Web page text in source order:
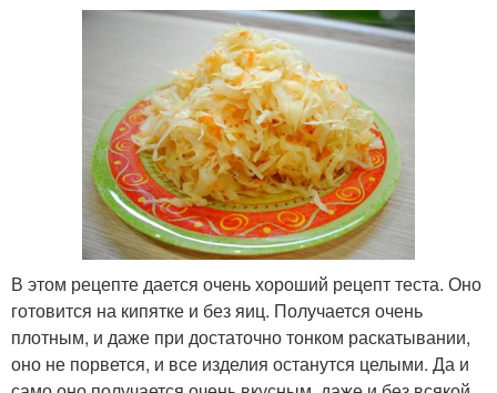
В этом рецепте дается очень хороший рецепт теста. Оно
готовится на кипятке и без яиц. Получается очень
плотным, и даже при достаточно тонком раскатывании,
оно не порвется, и все изделия останутся целыми. Да и